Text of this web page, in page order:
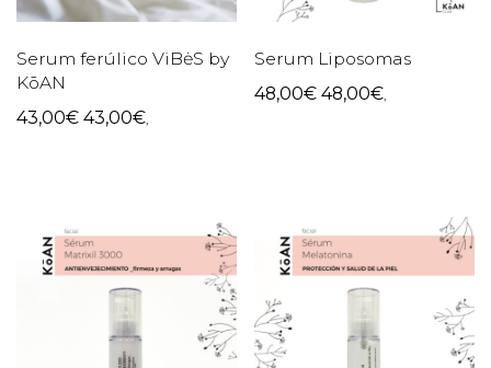
Serum ferúlico ViBėS by
KōAN
43,00€ 43,00€,
Serum Liposomas
48,00€ 48,00€,